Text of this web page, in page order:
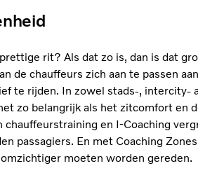
rit? Als dat zo is, dan is dat
de chauffeurs zich aan te passen aan
te rijden. In zowel stads-, intercity-
zo belangrijk als het zitcomfort en
chauffeurstraining en I-Coaching
passagiers. En met Coaching
moeten worden gereden.